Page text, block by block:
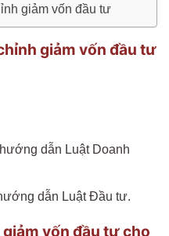
giảm vốn đầu tư
giảm vốn đầu tư
dẫn Luật Doanh
dẫn Luật Đầu tư.
vốn đầu tư cho